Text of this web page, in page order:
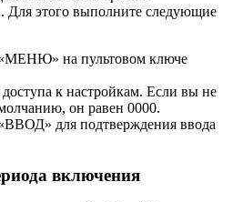
Для этого выполните следующие
на пультовом ключе
к настройкам. Если вы не
он равен 0000.
для подтверждения ввода
включения